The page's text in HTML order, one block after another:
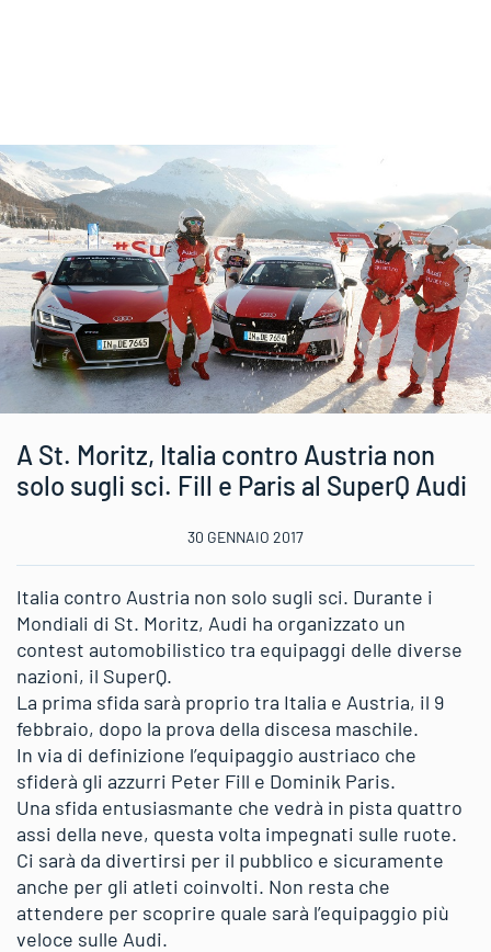
A St. Moritz, Italia contro Austria non
solo sugli sci. Fill e Paris al SuperQ Audi
30 GENNAIO 2017
Italia contro Austria non solo sugli sci. Durante i
Mondiali di St. Moritz, Audi ha organizzato un
contest automobilistico tra equipaggi delle diverse
nazioni, il SuperQ.
La prima sfida sarà proprio tra Italia e Austria, il 9
febbraio, dopo la prova della discesa maschile.
In via di definizione l’equipaggio austriaco che
sfiderà gli azzurri Peter Fill e Dominik Paris.
Una sfida entusiasmante che vedrà in pista quattro
assi della neve, questa volta impegnati sulle ruote.
Ci sarà da divertirsi per il pubblico e sicuramente
anche per gli atleti coinvolti. Non resta che
attendere per scoprire quale sarà l’equipaggio più
veloce sulle Audi.